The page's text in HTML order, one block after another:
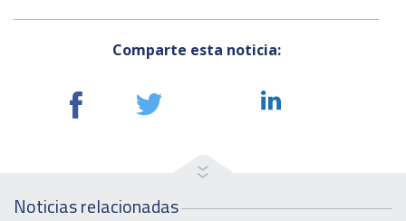
Comparte esta noticia:
Noticias relacionadas